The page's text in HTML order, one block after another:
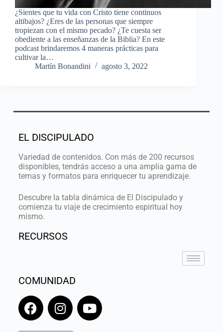
¿Sientes que tu vida con Cristo tiene continuos
altibajos? ¿Eres de las personas que siempre
tropiezan con el mismo pecado? ¿Te cuesta ser
obediente a las enseñanzas de la Biblia? En este
podcast brindaremos 4 maneras prácticas para
cultivar la…
Martín Bonandini
agosto 3, 2022
EL DISCIPULADO
Variedad de contenidos. Con más de 200 recursos
disponibles, tendrás acceso a una amplia gama de
temas y formatos para enriquecer tu aprendizaje.
Descubre la tabla dinámica de El Discipulado y
comienza tu viaje de crecimiento espiritual hoy
mismo.
RECURSOS
COMUNIDAD